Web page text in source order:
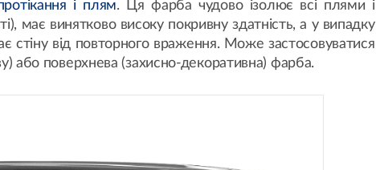
і плям. Ця фарба чудово ізолює всі плями і
має винятково високу покривну здатність, а у випадку
стіну від повторного враження. Може застосовуватися
або поверхнева (захисно-декоративна) фарба.